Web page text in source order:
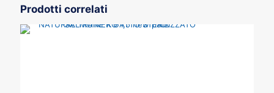
Prodotti correlati